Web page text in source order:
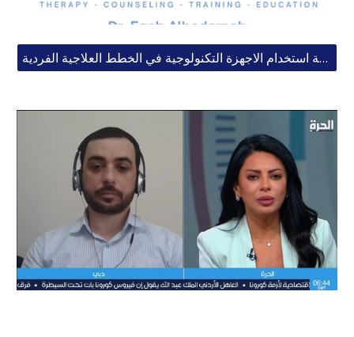
اضافة استخدام الاجهزة التكنولوجية في الخطط العلاجية الفردية